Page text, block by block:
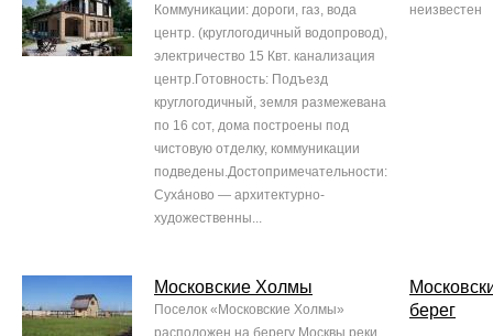
Коммуникации: дороги, газ, вода
центр. (круглогодичный водопровод),
электричество 15 Квт. канализация
центр.Готовность: Подъезд
круглогодичный, земля размежевана
по 16 сот, дома построены под
чистовую отделку, коммуникации
подведены.Достопримечательности:
Суха́ново — архитектурно-
художественны...
неизвестен
Московские Холмы
Поселок «Московские Холмы»
расположен на берегу Москвы реки
берег